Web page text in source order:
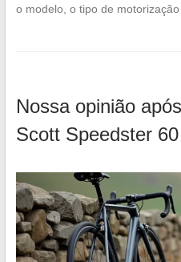
o modelo, o tipo de
Nossa opinião
Scott Speedster